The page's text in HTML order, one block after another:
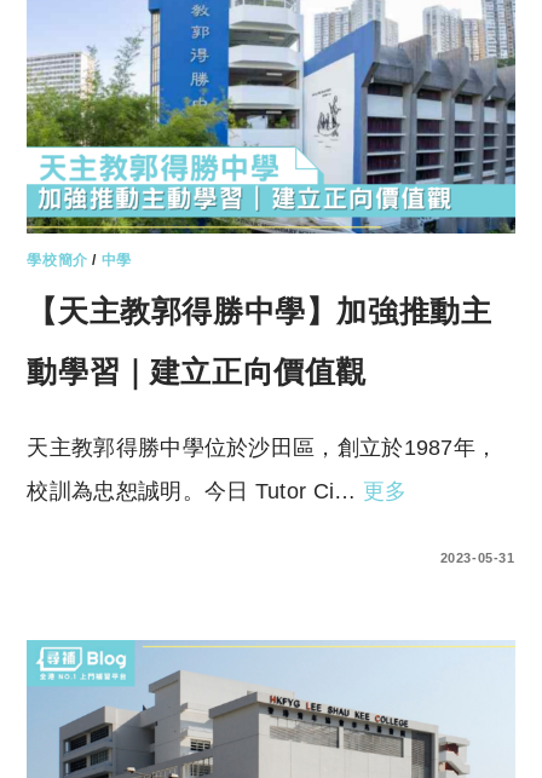
學校簡介 / 中學
【天主教郭得勝中學】加強推動主
動學習｜建立正向價值觀
天主教郭得勝中學位於沙田區，創立於1987年，
校訓為忠恕誠明。今日 Tutor Ci… 更多
2023-05-31